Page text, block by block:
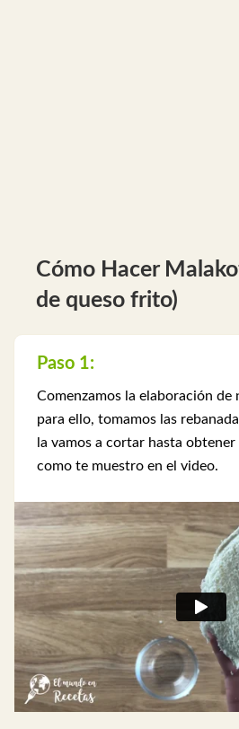
Cómo Hacer
de queso frito)
Paso 1:
Comenzamos la elaboración de
para ello, tomamos las
la vamos a cortar hasta
como te muestro en el video.